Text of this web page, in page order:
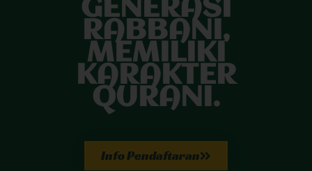
GENERASI
RABBANI,
MEMILIKI
KARAKTER
QURANI.
Info Pendaftaran